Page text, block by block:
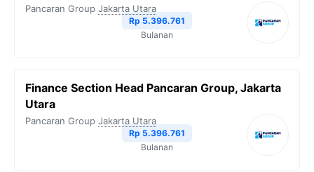
Pancaran Group Jakarta Utara
Rp 5.396.761
Bulanan
Finance Section Head Pancaran Group, Jakarta
Utara
Pancaran Group Jakarta Utara
Rp 5.396.761
Bulanan